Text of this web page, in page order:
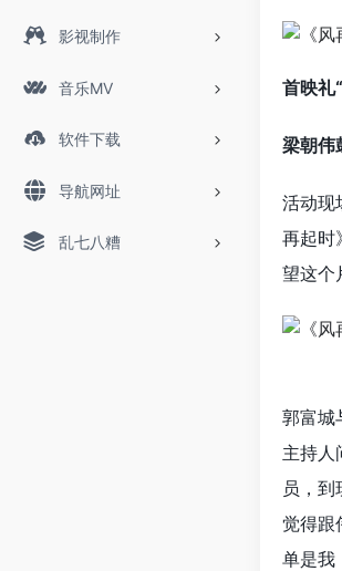
影视制作
音乐MV
软件下载
导航网址
乱七八糟
首映礼
梁朝伟
活动现
再起时
望这个
郭富城
主持人
员，
觉得跟
单是我